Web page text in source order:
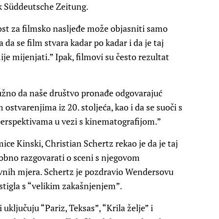
Zeitung.
za filmsko nasljeđe može objasniti samo
se film stvara kadar po kadar i da je taj
mijenjati.” Ipak, filmovi su često rezultat
da naše društvo pronađe odgovarajuć
iz 20. stoljeća, kao i da se suoči s
u vezi s kinematografijom.”
Kinski, Christian Schertz rekao je da je taj
razgovarati o sceni s njegovom
mjera. Schertz je pozdravio Wendersovu
s “velikim zakašnjenjem”.
“Pariz, Teksas”, “Krila želje” i